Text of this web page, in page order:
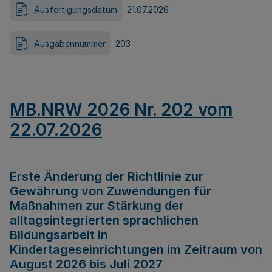
Ausfertigungsdatum 21.07.2026
Ausgabennummer 203
MB.NRW 2026 Nr. 202 vom
22.07.2026
Erste Änderung der Richtlinie zur
Gewährung von Zuwendungen für
Maßnahmen zur Stärkung der
alltagsintegrierten sprachlichen
Bildungsarbeit in
Kindertageseinrichtungen im Zeitraum von
August 2026 bis Juli 2027